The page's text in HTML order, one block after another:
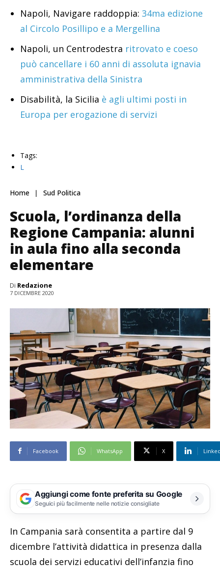
Napoli, Navigare raddoppia: 34ma edizione
al Circolo Posillipo e a Mergellina
Napoli, un Centrodestra ritrovato e coeso
può cancellare i 60 anni di assoluta ignavia
amministrativa della Sinistra
Disabilità, la Sicilia è agli ultimi posti in
Europa per erogazione di servizi
Tags:
L
Home Sud Politica
Scuola, l’ordinanza della
Regione Campania: alunni
in aula fino alla seconda
elementare
Di Redazione
7 DICEMBRE 2020
Facebook WhatsApp X
Aggiungi come fonte preferita su Google
Seguici più facilmente nelle notizie consigliate
In Campania sarà consentita a partire dal 9
dicembre l’attività didattica in presenza dalla
scuola dei servizi educativi dell’infanzia fino